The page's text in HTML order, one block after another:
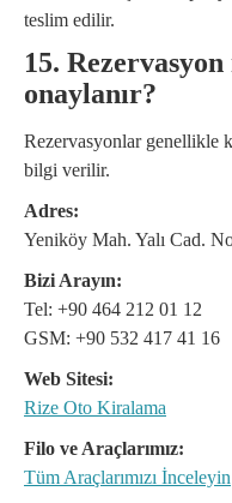
teslim edilir.
15.
onaylanır?
Rezervasyonlar genellikle
bilgi verilir.
Adres:
Yeniköy Mah. Yalı Cad.
Bizi Arayın:
Tel: +90 464 212 01 12
GSM: +90 532 417 41 16
Web Sitesi:
Rize Oto Kiralama
Filo ve Araçlarımız:
Tüm Araçlarımızı İnceleyin